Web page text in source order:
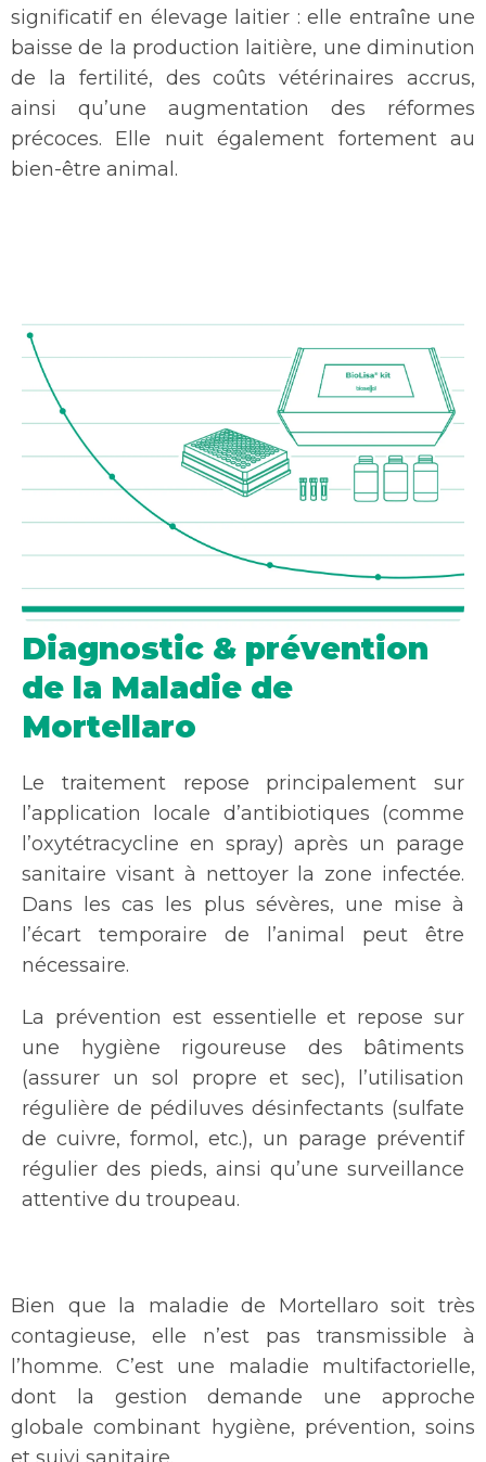
significatif en élevage laitier : elle entraîne une
baisse de la production laitière, une diminution
de la fertilité, des coûts vétérinaires accrus,
ainsi qu’une augmentation des réformes
précoces. Elle nuit également fortement au
bien-être animal.
Diagnostic & prévention
de la Maladie de
Mortellaro
Le traitement repose principalement sur
l’application locale d’antibiotiques (comme
l’oxytétracycline en spray) après un parage
sanitaire visant à nettoyer la zone infectée.
Dans les cas les plus sévères, une mise à
l’écart temporaire de l’animal peut être
nécessaire.
La prévention est essentielle et repose sur
une hygiène rigoureuse des bâtiments
(assurer un sol propre et sec), l’utilisation
régulière de pédiluves désinfectants (sulfate
de cuivre, formol, etc.), un parage préventif
régulier des pieds, ainsi qu’une surveillance
attentive du troupeau.
Bien que la maladie de Mortellaro soit très
contagieuse, elle n’est pas transmissible à
l’homme. C’est une maladie multifactorielle,
dont la gestion demande une approche
globale combinant hygiène, prévention, soins
et suivi sanitaire.